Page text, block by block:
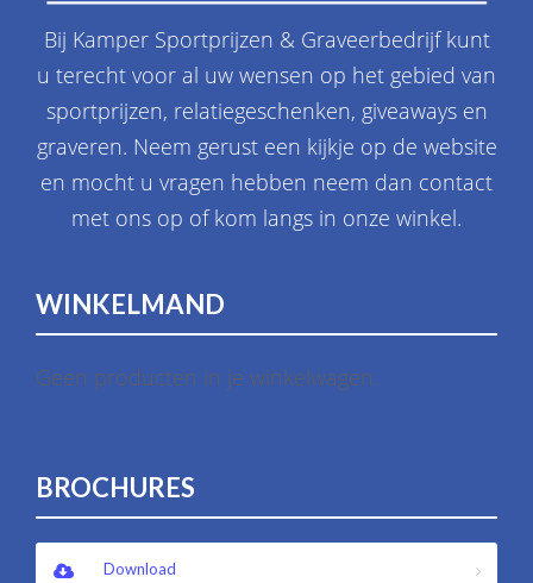
Bij Kamper Sportprijzen & Graveerbedrijf kunt
u terecht voor al uw wensen op het gebied van
sportprijzen, relatiegeschenken, giveaways en
graveren. Neem gerust een kijkje op de website
en mocht u vragen hebben neem dan contact
met ons op of kom langs in onze winkel.
WINKELMAND
Geen producten in je winkelwagen.
BROCHURES
Download